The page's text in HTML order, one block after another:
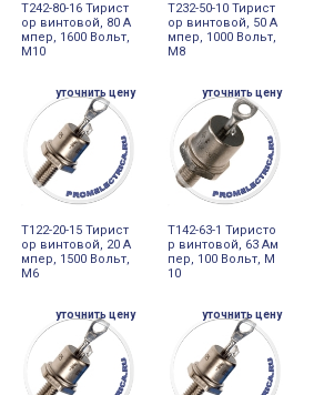
Т242-80-16 Тирист
ор винтовой, 80 А
мпер, 1600 Вольт,
М10
Т232-50-10 Тирист
ор винтовой, 50 А
мпер, 1000 Вольт,
М8
уточнить цену
Т122-20-15 Тирист
ор винтовой, 20 А
мпер, 1500 Вольт,
М6
уточнить цену
Т142-63-1 Тиристо
р винтовой, 63 Ам
пер, 100 Вольт, М
10
уточнить цену уточнить цену